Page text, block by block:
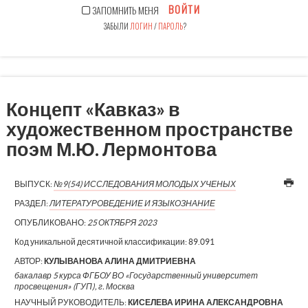
ЗАПОМНИТЬ МЕНЯ ВОЙТИ
ЗАБЫЛИ ЛОГИН/ПАРОЛЬ?
Концепт «Кавказ» в
художественном пространстве
поэм М.Ю. Лермонтова
ВЫПУСК:№9(54) ИССЛЕДОВАНИЯ МОЛОДЫХ УЧЕНЫХ
РАЗДЕЛ:ЛИТЕРАТУРОВЕДЕНИЕ И ЯЗЫКОЗНАНИЕ
ОПУБЛИКОВАНО: 25 ОКТЯБРЯ 2023
Код уникальной десятичной классификации:89.091
АВТОР:КУЛЫВАНОВА АЛИНА ДМИТРИЕВНА
бакалавр 5 курса ФГБОУ ВО «Государственный университет
просвещения» (ГУП), г. Москва
НАУЧНЫЙ РУКОВОДИТЕЛЬ:КИСЕЛЕВА ИРИНА АЛЕКСАНДРОВНА